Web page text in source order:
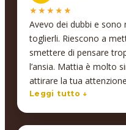
aspetto che abbiamo
coinvolgimento dei
insegnare, ma si
le esigenze di ciascun
anche al di fuori delle
oltre la didattica… ed è
differenza! L’efficacia e la qualità della formazione ci
★★★★★
Avevo dei dubbi e sono
toglierli. Riescono a
smettere di pensare
l’ansia. Mattia è molto
attirare la tua
pacato, usando termini
neanche per un
Leggi tutto ↓